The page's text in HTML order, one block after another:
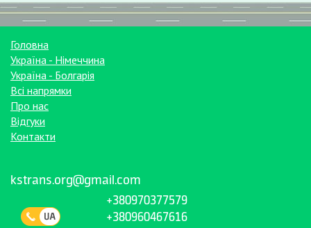
Головна
Україна - Німеччина
Україна - Болгарія
Всі напрямки
Про нас
Відгуки
Контакти
kstrans.org@gmail.com
+380970377579
+380960467616